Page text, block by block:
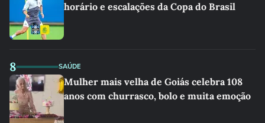
horário e escalações da Copa do Brasil
8 SAÚDE
Mulher mais velha de Goiás celebra 108
anos com churrasco, bolo e muita emoção